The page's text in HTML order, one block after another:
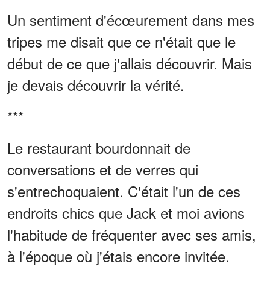
Un sentiment d'écœurement dans mes
tripes me disait que ce n'était que le
début de ce que j'allais découvrir. Mais
je devais découvrir la vérité.
***
Le restaurant bourdonnait de
conversations et de verres qui
s'entrechoquaient. C'était l'un de ces
endroits chics que Jack et moi avions
l'habitude de fréquenter avec ses amis,
à l'époque où j'étais encore invitée.